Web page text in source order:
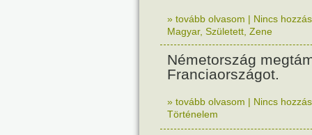
» tovább olvasom | Nincs
Magyar, Született Zene
Németország
Franciaországot.
» tovább olvasom | Nincs
Történelem